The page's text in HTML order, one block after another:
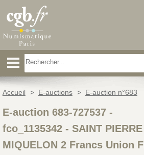
Accueil > E-auctions > E-auction n°683
E-auction 683-727537 -
fco_1135342- SAINT
MIQUELON 2 Francs Union